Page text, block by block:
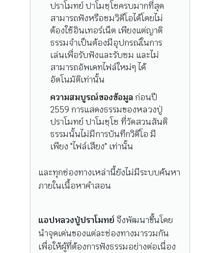
ปราโมทย์ ปาโมชฺโชครบมากที่สุด
สามารถฟังหรือชมวิดีโอได้โดยไม่
ต้องใช้อินเทอร์เน็ต เพียงแต่ญาติ
ธรรมจำเป็นต้องมีอุปกรณ์ในการ
เล่นเพื่อรับฟังและรับชม และไม่
สามารถอัพเดทไฟล์ใหม่ๆ ได้
อัตโนมัติเท่านั้น
ความสมบูรณ์ของข้อมูล ก่อนปี
2559 การแสดงธรรมของหลวงปู่
ปราโมทย์ ปาโมชฺโช ที่วัดสวนสันติ
ธรรมนั้นไม่มีการบันทึกวิดีโอ มี
เพียง "ไฟล์เสียง" เท่านั้น
และทุกช่องทางเหล่านี้ยังไม่มีระบบค้นหา
ภายในเนื้อหาคำสอน
แอปหลวงปู่ปราโมทย์ จึงพัฒนาขึ้นโดย
นำจุดเด่นของแต่ละช่องทางมารวมกัน
เพื่อให้ผู้ที่ต้องการฟังธรรมอย่างต่อเนื่อง